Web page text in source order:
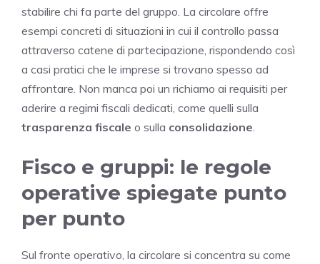
stabilire chi fa parte del gruppo. La circolare offre
esempi concreti di situazioni in cui il controllo passa
attraverso catene di partecipazione, rispondendo così
a casi pratici che le imprese si trovano spesso ad
affrontare. Non manca poi un richiamo ai requisiti per
aderire a regimi fiscali dedicati, come quelli sulla
trasparenza fiscale o sulla consolidazione
Fisco e gruppi: le regole
operative spiegate punto
per punto
Sul fronte operativo, la circolare si concentra su come